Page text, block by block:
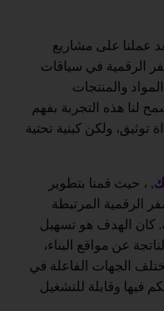
عملنا على مشاريع
الرقمية في سياقات
والمنتجات
لنا هذه التجربة بفهم
ولكن كبنية تحتية
, ، حيث قمنا بتطوير
الرقمية المرتبطة
كان الهدف هو تسهيل
عن مواقع البناء،
الجهات الفاعلة في
فيها وقابلة للتشغيل